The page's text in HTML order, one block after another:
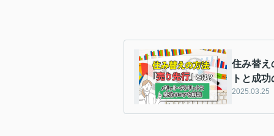
住み替え
トと成
2025.03.25